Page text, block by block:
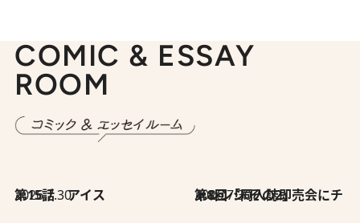
COMIC & ESSAY
ROOM
2026.7.30
第15話 アイス 2026.7.30
第8回「同人誌即売会にチャレンジ その2」